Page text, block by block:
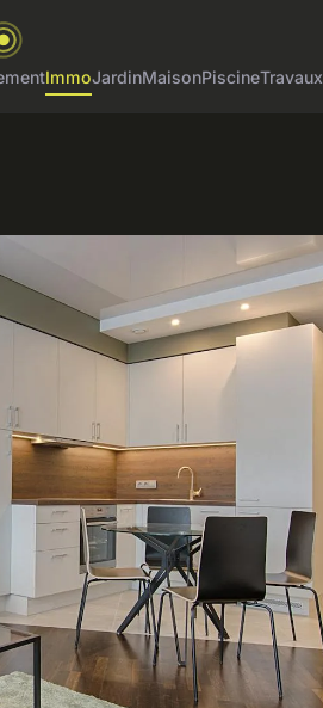
ImmoJardinMaisonPiscineTravaux